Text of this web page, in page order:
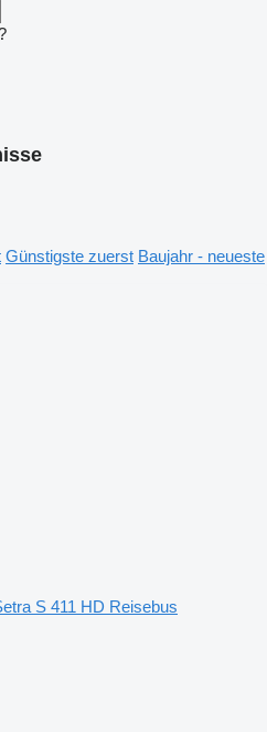
Günstigste zuerst Baujahr - neueste
S 411 HD Reisebus